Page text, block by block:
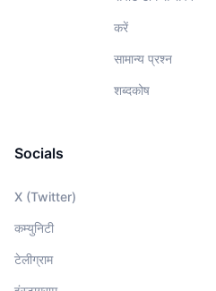
करें
सामान्य प्रश्न
शब्दकोष
Socials
X (Twitter)
कम्युनिटी
टेलीग्राम